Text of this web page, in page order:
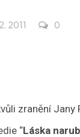
2011 0
zranění
“Láska